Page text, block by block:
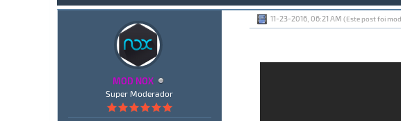
MOD NOX
Super Moderador
11-23-2016, 06:21 AM (Este post foi